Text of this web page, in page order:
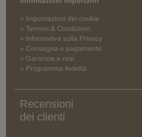
» Impostazioni dei cookie
» Termini & Condizioni
» Informativa sulla Privacy
» Consegna e pagamento
» Garanzia e resi
» Programma fedeltà
Recensioni
dei clienti